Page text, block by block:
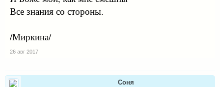
Все знания со стороны.
/Миркина/
26 авг 2017
Соня